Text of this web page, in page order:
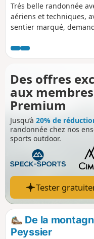
Trés belle randonnée
aériens et techniques,
sentier marqué,
découvrir une
Gourvour, puis vous
retour l'abbaye de
le sommet un dédale de
montagne d'Aujour et
circuit un panorama à
Écrins, le haut
informations pratiques
cette randonnée de
équipé et des zones de
Des offres
aux membres
Premium
Jusqu’à 20% de
randonnée chez nos
sports outdoor.
Tester
De la
Peyssier